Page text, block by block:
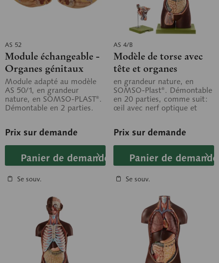
AS 52
Module échangeable -
Organes génitaux
féminins avec fœtus de
10 semaines
Module adapté au modèle
AS 50/1, en grandeur
nature, en SOMSO-PLAST®.
Démontable en 2 parties.
Prix sur demande
Panier de demande
Se souv.
AS 4/B
Modèle de torse avec
tête et organes
génitaux
interchangeables
en grandeur nature, en
SOMSO-Plast®. Démontable
en 20 parties, comme suit:
œil avec nerf optique et
Prix sur demande
Panier de demande
Se souv.